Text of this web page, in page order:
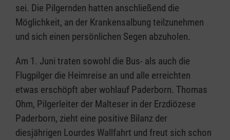
sei. Die Pilgernden hatten anschließend die
Möglichkeit, an der Krankensalbung teilzunehmen
und sich einen persönlichen Segen abzuholen.
Am 1. Juni traten sowohl die Bus- als auch die
Flugpilger die Heimreise an und alle erreichten
etwas erschöpft aber wohlauf Paderborn. Thomas
Ohm, Pilgerleiter der Malteser in der Erzdiözese
Paderborn, zieht eine positive Bilanz der
diesjährigen Lourdes Wallfahrt und freut sich schon